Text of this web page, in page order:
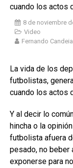
cuando los actos
8 de noviembre
Video
Fernando
La vida de los
futbolistas,
cuando los actos
Y al decir lo
hincha o la
futbolista afuera
pesado, no beber
exponerse para